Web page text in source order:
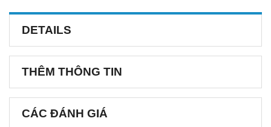
DETAILS
THÊM THÔNG TIN
CÁC ĐÁNH GIÁ